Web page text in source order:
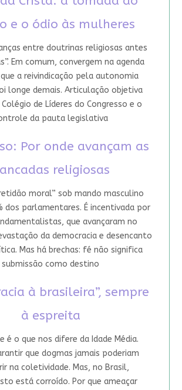
e o ódio às mulheres
entre doutrinas religiosas antes
Em comum, convergem na agenda
a reivindicação pela autonomia
longe demais. Articulação objetiva
de Líderes do Congresso e o
da pauta legislativa
Por onde avançam as
religiosas
moral” sob mando masculino
dos parlamentares. É incentivada por
que avançaram no
da democracia e desencanto
Mas há brechas: fé não significa
submissão como destino
à brasileira”, sempre
à espreita
é o que nos difere da Idade Média.
que dogmas jamais poderiam
na coletividade. Mas, no Brasil,
está corroído. Por que ameaçar